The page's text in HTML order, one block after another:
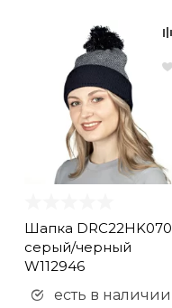
Шапка DRC22HK070
серый/черный
W112946
есть в наличии